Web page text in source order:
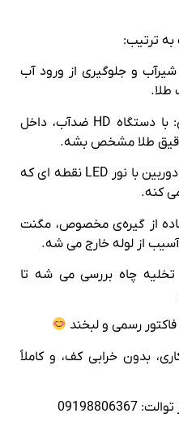
به ترتیب:
و جلوگیری از ورود آب
طلا.
ورود دوربین لوله‌ بازکنی: با دستگاه HD ضدآب، داخل
دقیق طلا مشخص بشه.
شناسایی محل دقیق طلا: دوربین با نور LED نقطه‌ ای که
کنه.
از گیره‌ی مخصوص، مگنت
آسیب از لوله خارج می‌ شه.
چاه بررسی می‌ شه تا
رسمی و لبخند
بدون خرابی کف، و کاملاً